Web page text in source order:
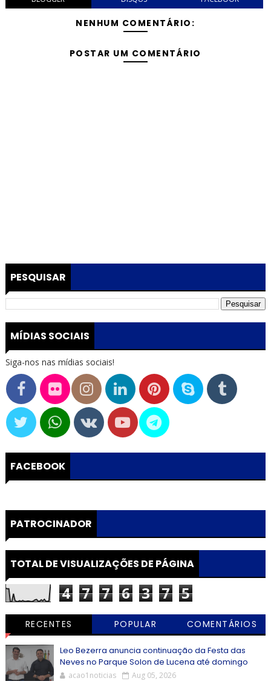
NENHUM COMENTÁRIO:
POSTAR UM COMENTÁRIO
PESQUISAR
MÍDIAS SOCIAIS
Siga-nos nas mídias sociais!
FACEBOOK
PATROCINADOR
TOTAL DE VISUALIZAÇÕES DE PÁGINA
4 7 7 6 3 7 5
RECENTES POPULAR COMENTÁRIOS
Leo Bezerra anuncia continuação da Festa das
Neves no Parque Solon de Lucena até domingo
acao1noticias Aug 05, 2026